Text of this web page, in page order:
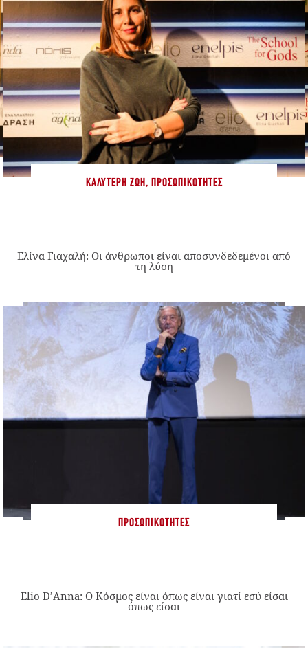
ΚΑΛΎΤΕΡΗ ΖΩΉ, ΠΡΟΣΩΠΙΚΌΤΗΤΕΣ
Ελίνα Γιαχαλή: Οι άνθρωποι είναι αποσυνδεδεμένοι από
τη λύση
ΠΡΟΣΩΠΙΚΌΤΗΤΕΣ
Elio D’Anna: Ο Κόσμος είναι όπως είναι γιατί εσύ είσαι
όπως είσαι